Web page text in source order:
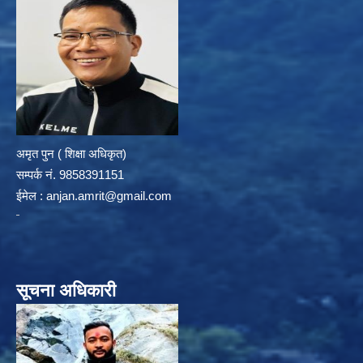
अमृत पुन ( शिक्षा अधिकृत)
सम्पर्क न‌ं. 9858391151
ईमेल : anjan.amrit@gmail.com
सूचना अधिकारी